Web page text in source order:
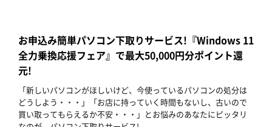
お申込み簡単パソコン下取りサービス!『Windows 11
全力乗換応援フェア』で最大50,000円分ポイント還
元!
「新しいパソコンがほしいけど、今使っているパソコンの処分は
どうしよう・・・」「お店に持っていく時間もないし、古いので
買い取ってもらえるか不安・・・」とお悩みのあなたにピッタリ